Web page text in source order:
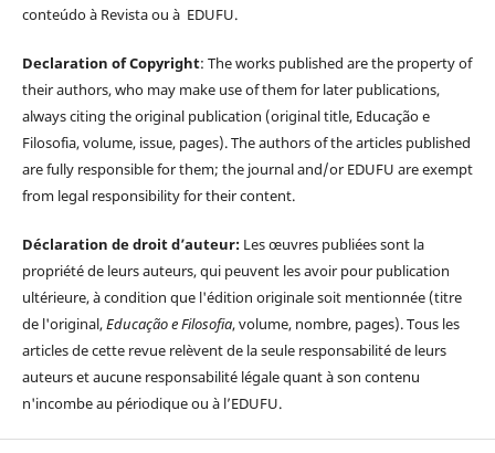
conteúdo à Revista ou à EDUFU.
Declaration of Copyright: The works published are the property of
their authors, who may make use of them for later publications,
always citing the original publication (original title, Educação e
Filosofia, volume, issue, pages). The authors of the articles published
are fully responsible for them; the journal and/or EDUFU are exempt
from legal responsibility for their content.
Déclaration de droit d’auteur: Les œuvres publiées sont la
propriété de leurs auteurs, qui peuvent les avoir pour publication
ultérieure, à condition que l'édition originale soit mentionnée (titre
de l'original,Educação e Filosofia, volume, nombre, pages). Tous les
articles de cette revue relèvent de la seule responsabilité de leurs
auteurs et aucune responsabilité légale quant à son contenu
n'incombe au périodique ou à l’EDUFU.